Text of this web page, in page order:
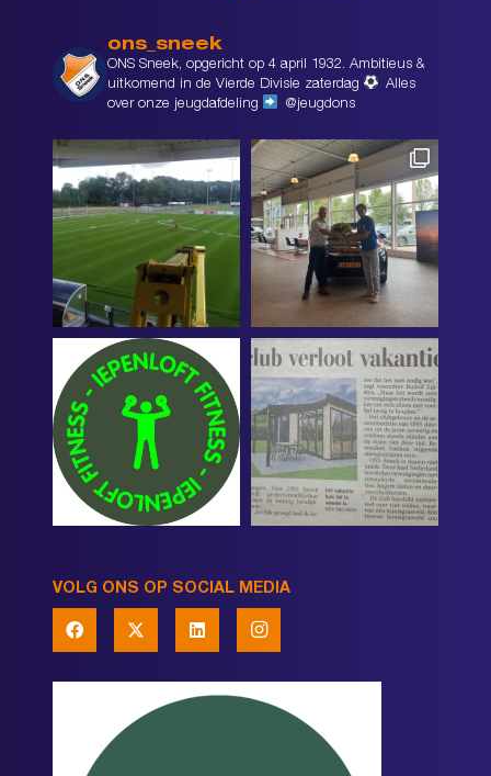
ons_sneek
ONS Sneek, opgericht op 4 april 1932. Ambitieus &
uitkomend in de Vierde Divisie zaterdag
Alles
over onze jeugdafdeling
@jeugdons
VOLG ONS OP SOCIAL MEDIA